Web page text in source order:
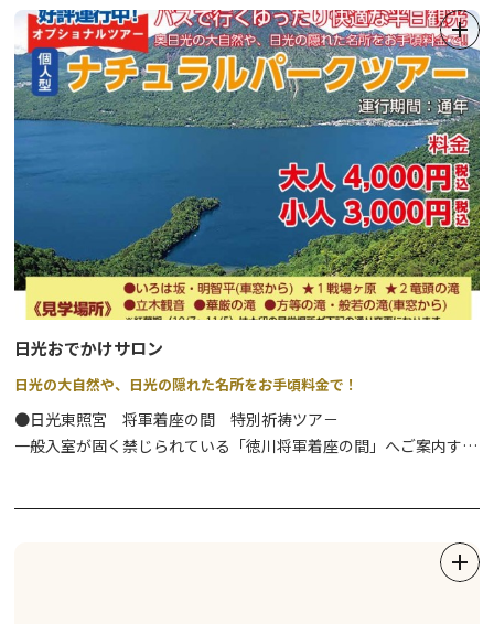
●BC. クロスカントリースキー奥日光で、上質なパウダースノーに
出会えるツアーです。
⇒詳細はこちら
冬はスノーシューツアーがおすすめ。
専属ガイドスタイルの「貸切ガイド（半日または１日）」が人気で
すが、2名から催行される各種ツアーのほか学校団体向けの自然体
験学習もオーダーメイドのプログラムで可能です。
日光の自然に精通したガイドとともに素晴しい大自然を満喫してみ
ませんか。
日光おでかけサロン
日光の大自然や、日光の隠れた名所をお手頃料金で！
●日光東照宮 将軍着座の間 特別祈祷ツア－
一般入室が固く禁じられている「徳川将軍着座の間」へご案内する
すがすがしい朝の時間帯に、地元ガイドと「歴史に包まれた町並